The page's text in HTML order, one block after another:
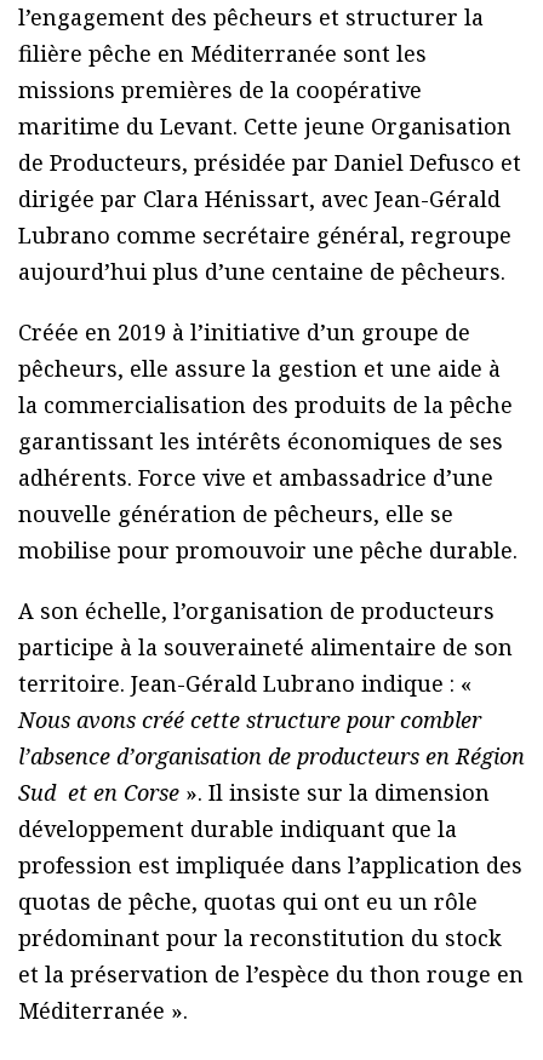
l’engagement des pêcheurs et structurer la
filière pêche en Méditerranée sont les
missions premières de la coopérative
maritime du Levant. Cette jeune Organisation
de Producteurs, présidée par Daniel Defusco et
dirigée par Clara Hénissart, avec Jean-Gérald
Lubrano comme secrétaire général, regroupe
aujourd’hui plus d’une centaine de pêcheurs.
Créée en 2019 à l’initiative d’un groupe de
pêcheurs, elle assure la gestion et une aide à
la commercialisation des produits de la pêche
garantissant les intérêts économiques de ses
adhérents. Force vive et ambassadrice d’une
nouvelle génération de pêcheurs, elle se
mobilise pour promouvoir une pêche durable.
A son échelle, l’organisation de producteurs
participe à la souveraineté alimentaire de son
territoire. Jean-Gérald Lubrano indique : «
Nous avons créé cette structure pour combler
l’absence d’organisation de producteurs en Région
Sud et en Corse ». Il insiste sur la dimension
développement durable indiquant que la
profession est impliquée dans l’application des
quotas de pêche, quotas qui ont eu un rôle
prédominant pour la reconstitution du stock
et la préservation de l’espèce du thon rouge en
Méditerranée ».